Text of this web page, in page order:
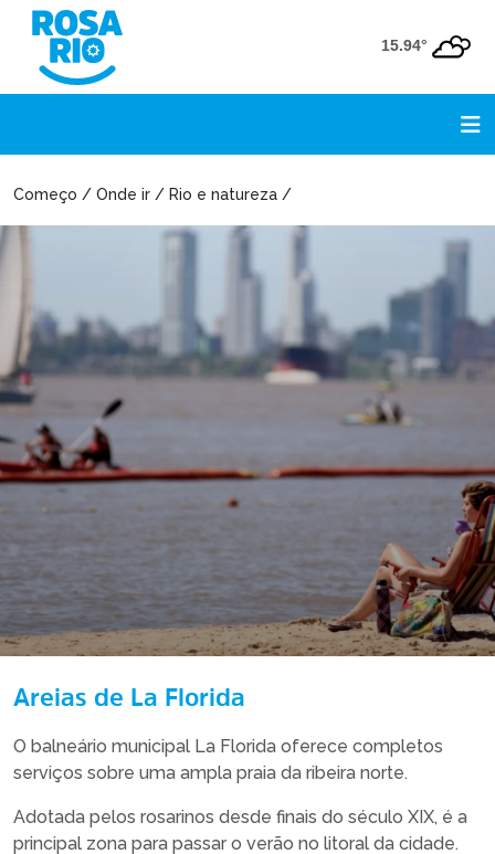
15.94°
Começo / Onde ir / Rio e natureza /
Areias de La Florida
O balneário municipal La Florida oferece completos
serviços sobre uma ampla praia da ribeira norte.
Adotada pelos rosarinos desde finais do século XIX, é a
principal zona para passar o verão no litoral da cidade.